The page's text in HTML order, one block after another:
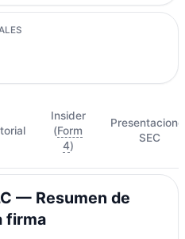
Insider
(Form
4)
SEC
— Resumen de
firma